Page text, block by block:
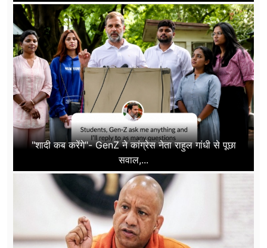
"शादी कब करेंगे"- GenZ ने कांग्रेस नेता राहुल गांधी से पूछा
सवाल,...